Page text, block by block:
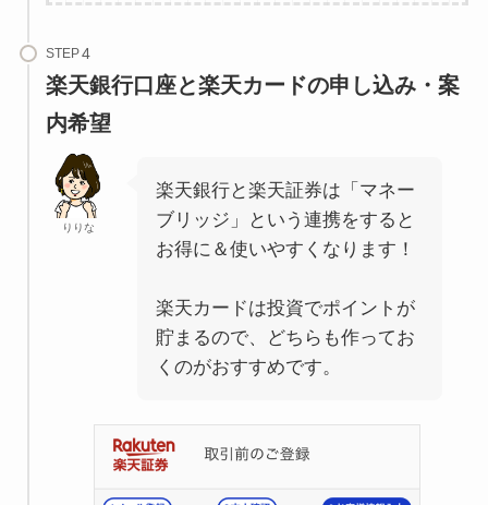
STEP
楽天銀行口座と楽天カードの申し込み・案
内希望
りりな
楽天銀行と楽天証券は「マネー
ブリッジ」という連携をすると
お得に＆使いやすくなります！
楽天カードは投資でポイントが
貯まるので、どちらも作ってお
くのがおすすめです。